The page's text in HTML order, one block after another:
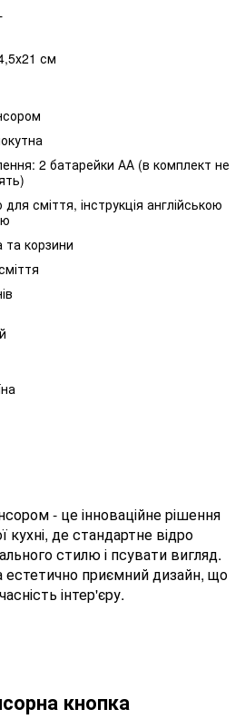
см
2 батарейки АА (в комплект не
для сміття, інструкція англійською
та корзини
- це інноваційне рішення
кухні, де стандартне відро
стилю і псувати вигляд.
естетично приємний дизайн, що
інтер'єру.
кнопка